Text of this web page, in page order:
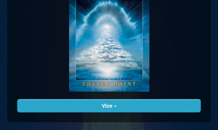
Více »